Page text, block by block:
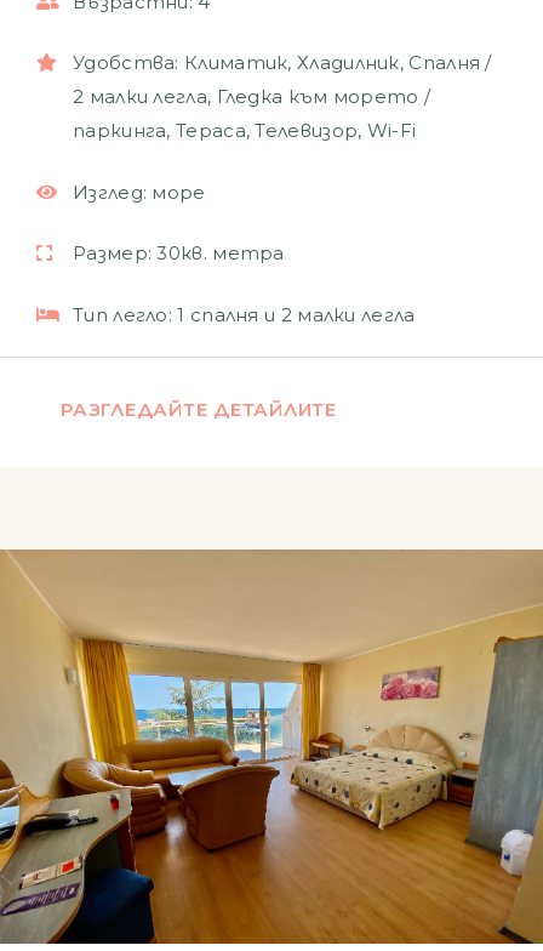
Удобства: Климатик,Хладилник, Спалня /
2 малки легла, Гледка към морето /
паркинга,Тераса,Телевизор, Wi-Fi
Изглед: море
Размер: 30кв. метра
Тип легло: 1 спалня и 2 малки легла
РАЗГЛЕДАЙТЕ ДЕТАЙЛИТЕ